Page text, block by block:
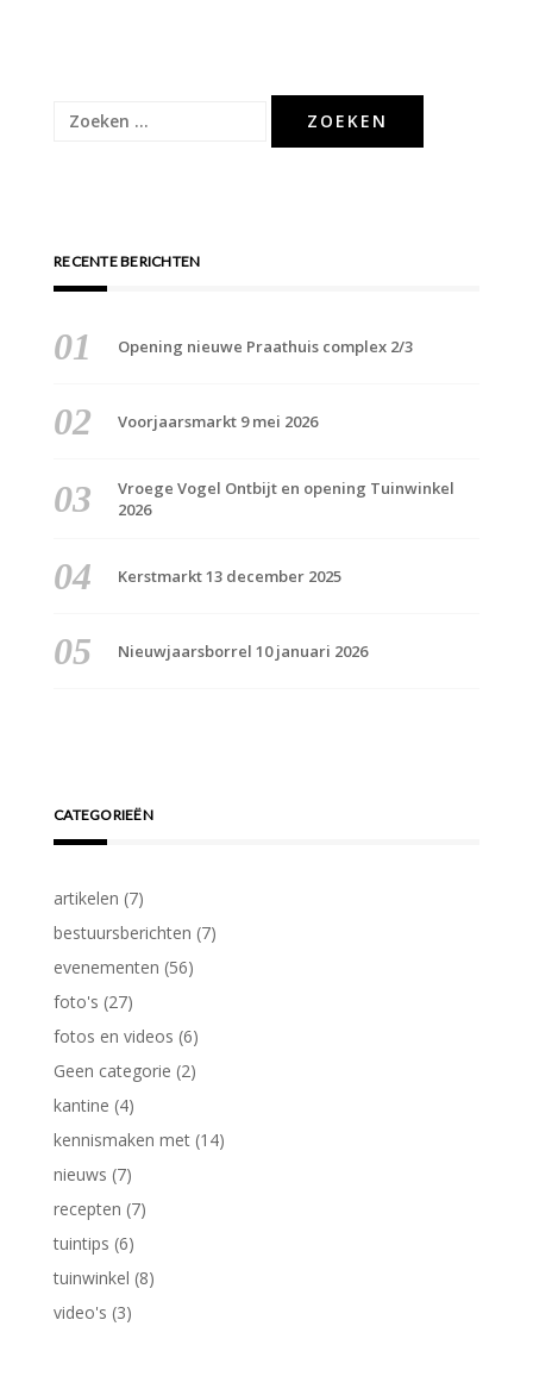
Zoeken
RECENTE BERICHTEN
Opening nieuwe Praathuis complex 2/3
Voorjaarsmarkt 9 mei 2026
Vroege Vogel Ontbijt en opening Tuinwinkel
2026
Kerstmarkt 13 december 2025
Nieuwjaarsborrel 10 januari 2026
CATEGORIEËN
artikelen (7)
bestuursberichten (7)
evenementen (56)
foto's (27)
fotos en videos (6)
Geen categorie (2)
kantine (4)
kennismaken met (14)
nieuws (7)
recepten (7)
tuintips (6)
tuinwinkel (8)
video's (3)